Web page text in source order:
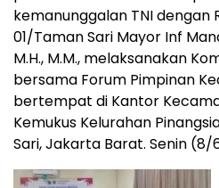
kemanunggalan TNI dengan
01/Taman Sari Mayor Inf
M.H., M.M., melaksanakan
bersama Forum Pimpinan
bertempat di Kantor
Kemukus Kelurahan
Sari, Jakarta Barat. Senin (8/